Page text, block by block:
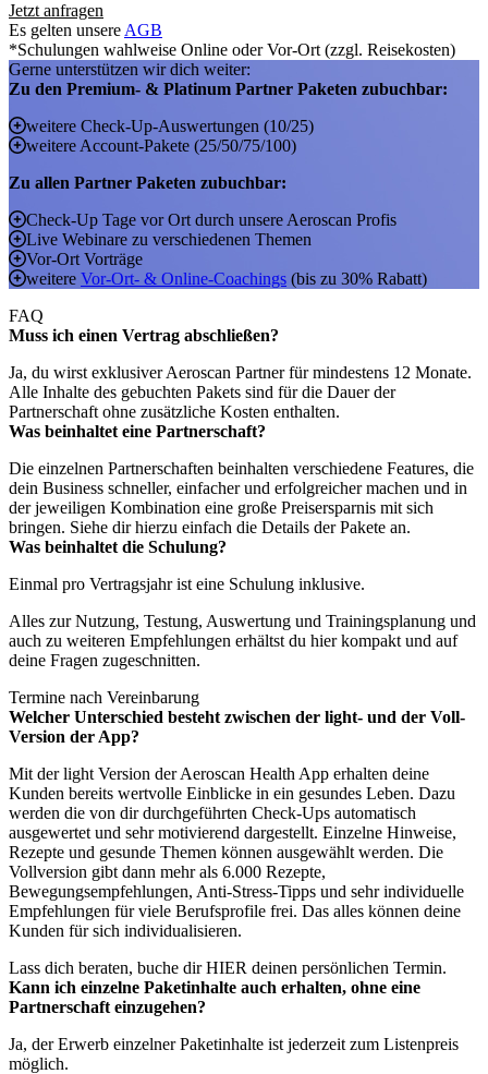
Jetzt anfragen
Es gelten unsere AGB
*Schulungen wahlweise Online oder Vor-Ort (zzgl. Reisekosten)
Gerne unterstützen wir dich weiter:
Zu den Premium- & Platinum Partner Paketen zubuchbar:
weitere Check-Up-Auswertungen (10/25)
weitere Account-Pakete (25/50/75/100)
Zu allen Partner Paketen zubuchbar:
Check-Up Tage vor Ort durch unsere Aeroscan Profis
Live Webinare zu verschiedenen Themen
Vor-Ort Vorträge
weitere Vor-Ort- & Online-Coachings (bis zu 30% Rabatt)
FAQ
Muss ich einen Vertrag abschließen?
Ja, du wirst exklusiver Aeroscan Partner für mindestens 12 Monate.
Alle Inhalte des gebuchten Pakets sind für die Dauer der
Partnerschaft ohne zusätzliche Kosten enthalten.
Was beinhaltet eine Partnerschaft?
Die einzelnen Partnerschaften beinhalten verschiedene Features, die
dein Business schneller, einfacher und erfolgreicher machen und in
der jeweiligen Kombination eine große Preisersparnis mit sich
bringen. Siehe dir hierzu einfach die Details der Pakete an.
Was beinhaltet die Schulung?
Einmal pro Vertragsjahr ist eine Schulung inklusive.
Alles zur Nutzung, Testung, Auswertung und Trainingsplanung und
auch zu weiteren Empfehlungen erhältst du hier kompakt und auf
deine Fragen zugeschnitten.
Termine nach Vereinbarung
Welcher Unterschied besteht zwischen der light- und der Voll-
Version der App?
Mit der light Version der Aeroscan Health App erhalten deine
Kunden bereits wertvolle Einblicke in ein gesundes Leben. Dazu
werden die von dir durchgeführten Check-Ups automatisch
ausgewertet und sehr motivierend dargestellt. Einzelne Hinweise,
Rezepte und gesunde Themen können ausgewählt werden. Die
Vollversion gibt dann mehr als 6.000 Rezepte,
Bewegungsempfehlungen, Anti-Stress-Tipps und sehr individuelle
Empfehlungen für viele Berufsprofile frei. Das alles können deine
Kunden für sich individualisieren.
Lass dich beraten, buche dirHIER deinen persönlichen Termin.
Kann ich einzelne Paketinhalte auch erhalten, ohne eine
Partnerschaft einzugehen?
Ja, der Erwerb einzelner Paketinhalte ist jederzeit zum Listenpreis
möglich.